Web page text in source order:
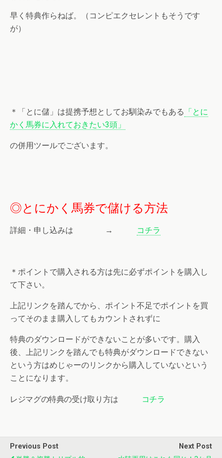
早く特典作らねば。（コンピエクセレントもそうです
が）
＊「とに儲」は提携予想としてお馴染みでもある 「とに
かく馬券に入れておきたい3頭」
の併用ツールでございます。
◎とにかく馬券で儲ける方法
詳細・申し込みは → コチラ
＊ポイントで購入される方は先に必ずポイントを購入し
て下さい。
上記リンクを踏んでから、ポイント不足でポイントを買
ってそのまま購入してもカウントされずに
特典のダウンロードができないことが多いです。購入
後、上記リンクを踏んでも特典がダウンロードできない
という方はめじゃーのリンクから購入していないという
ことになります。
レジマグの特典の受け取り方は コチラ
Previous Post
Next Post